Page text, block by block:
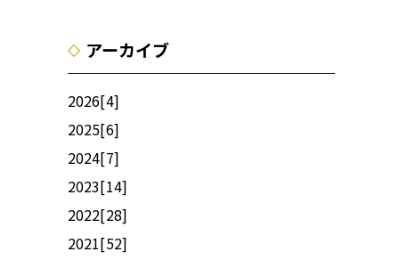
アーカイブ
2026[4]
2025[6]
2024[7]
2023[14]
2022[28]
2021[52]